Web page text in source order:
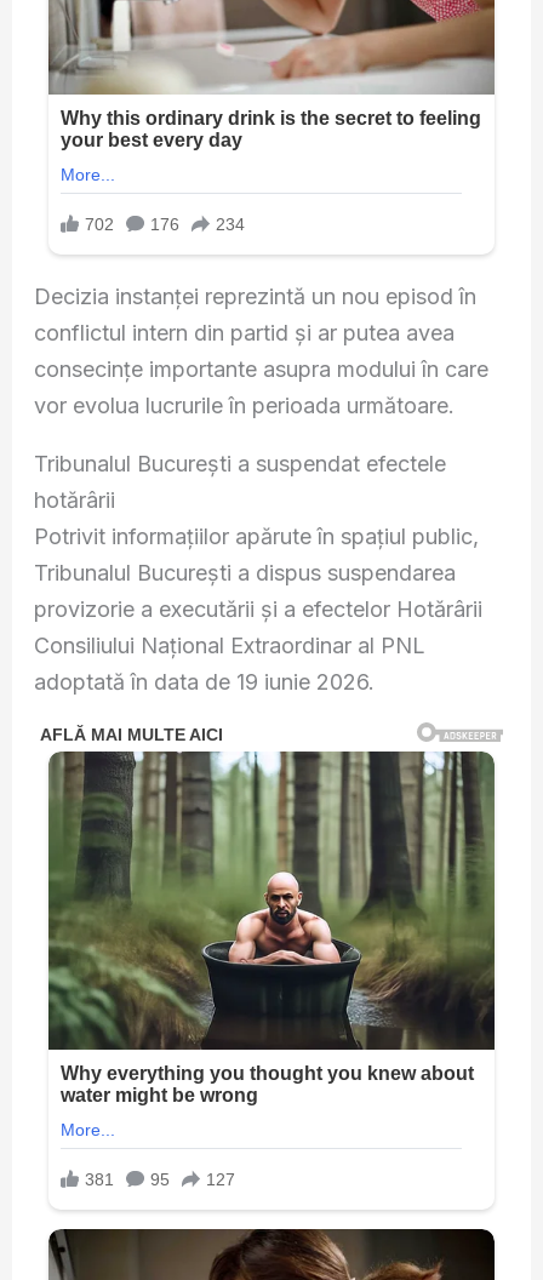
Decizia instanței reprezintă un nou episod în
conflictul intern din partid și ar putea avea
consecințe importante asupra modului în care
vor evolua lucrurile în perioada următoare.
Tribunalul București a suspendat efectele
hotărârii
Potrivit informațiilor apărute în spațiul public,
Tribunalul București a dispus suspendarea
provizorie a executării și a efectelor Hotărârii
Consiliului Național Extraordinar al PNL
adoptată în data de 19 iunie 2026.